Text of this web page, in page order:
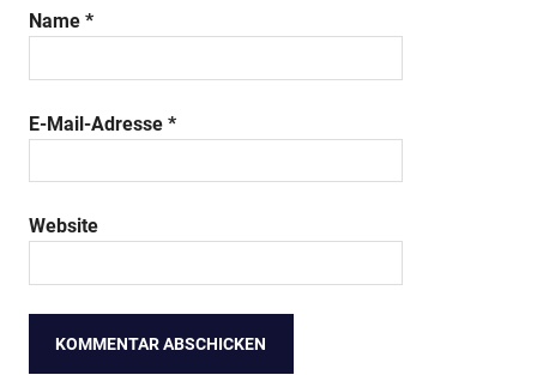
Name *
E-Mail-Adresse *
Website